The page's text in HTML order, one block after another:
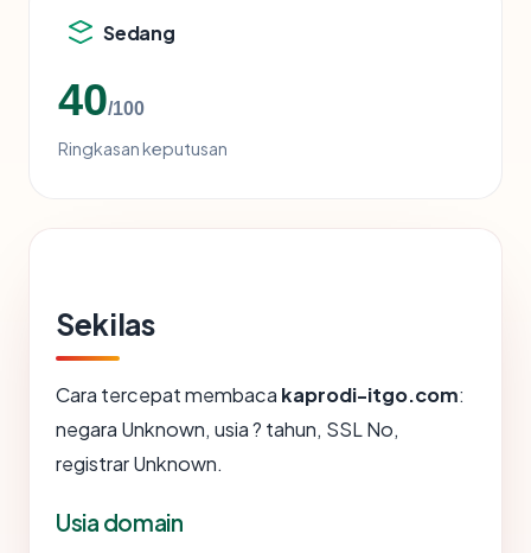
Sedang
40/100
Ringkasan keputusan
Sekilas
Cara tercepat membaca kaprodi-itgo.com:
negara Unknown, usia ? tahun, SSL No,
registrar Unknown.
Usia domain